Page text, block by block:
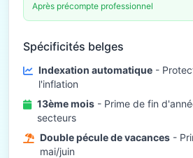
Après précompte professionnel
Spécificités belges
Indexation automatique -
l'inflation
13ème mois - Prime de fin
secteurs
Double pécule de vacances -
mai/juin